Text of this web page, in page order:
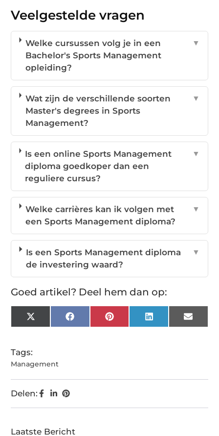
Veelgestelde vragen
Welke cursussen volg je in een
Bachelor's Sports Management
opleiding?
▼
Wat zijn de verschillende soorten
Master's degrees in Sports
Management?
▼
Is een online Sports Management
diploma goedkoper dan een
reguliere cursus?
▼
Welke carrières kan ik volgen met
een Sports Management diploma?
▼
Is een Sports Management diploma
de investering waard?
▼
Goed artikel? Deel hem dan op:
X
(Twitter)
FacebookPinterest LinkedIn Email
Tags:
Management
Delen:
Laatste Bericht